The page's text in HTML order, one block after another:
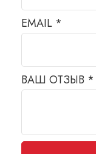
ВАШ ОТЗЫВ *
EMAIL *